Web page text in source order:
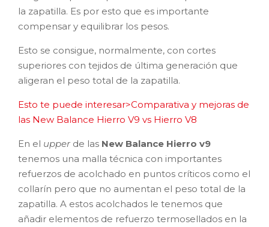
la zapatilla. Es por esto que es importante
compensar y equilibrar los pesos.
Esto se consigue, normalmente, con cortes
superiores con tejidos de última generación que
aligeran el peso total de la zapatilla.
Esto te puede interesar>Comparativa y mejoras de
las New Balance Hierro V9 vs Hierro V8
En el upper de las New Balance Hierro v9
tenemos una malla técnica con importantes
refuerzos de acolchado en puntos críticos como el
collarín pero que no aumentan el peso total de la
zapatilla. A estos acolchados le tenemos que
añadir elementos de refuerzo termosellados en la